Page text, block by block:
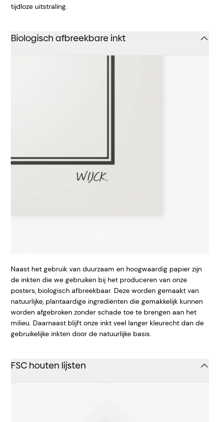
tijdloze uitstraling.
Biologisch afbreekbare inkt
Naast het gebruik van duurzaam en hoogwaardig papier zijn
de inkten die we gebruiken bij het produceren van onze
posters, biologisch afbreekbaar. Deze worden gemaakt van
natuurlijke, plantaardige ingrediënten die gemakkelijk kunnen
worden afgebroken zonder schade toe te brengen aan het
milieu. Daarnaast blijft onze inkt veel langer kleurecht dan de
gebruikelijke inkten door de natuurlijke basis.
FSC houten lijsten